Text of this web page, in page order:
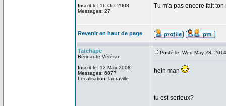
Inscrit le: 16 Oct 2008
Messages: 27
Tu m'a pas encore fait ton
Revenir en haut de page
Tatchape
Bérinaute Vétéran
Inscrit le: 12 May 2008
Messages: 6077
Localisation: lauraville
Posté le: Wed May 28,
hein man
tu est serieux?